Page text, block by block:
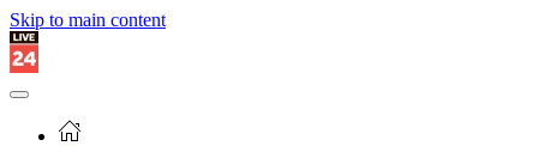
Skip to main content